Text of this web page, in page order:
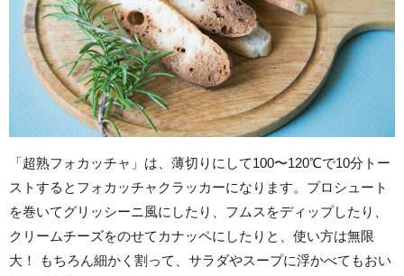
「超熟フォカッチャ」は、薄切りにして100〜120℃で10分トー
ストするとフォカッチャクラッカーになります。プロシュート
を巻いてグリッシーニ風にしたり、フムスをディップしたり、
クリームチーズをのせてカナッペにしたりと、使い方は無限
大！ もちろん細かく割って、サラダやスープに浮かべてもおい